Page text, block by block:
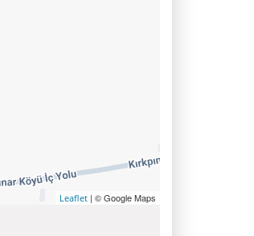
Leaflet | © Google Maps